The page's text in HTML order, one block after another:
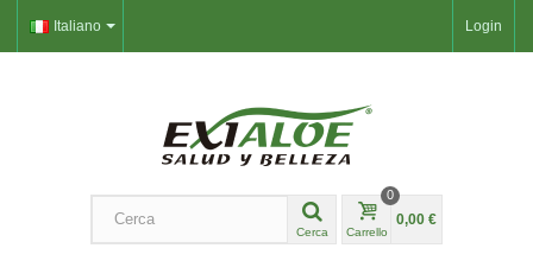
Login
Italiano
Cerca Carrello
0
0,00 €